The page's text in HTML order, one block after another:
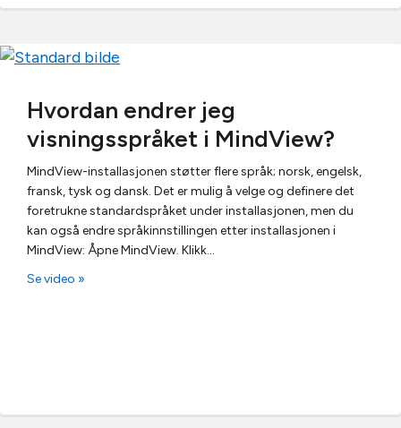
Hvordan endrer jeg
visningsspråket i MindView?
MindView-installasjonen støtter flere språk; norsk, engelsk,
fransk, tysk og dansk. Det er mulig å velge og definere det
foretrukne standardspråket under installasjonen, men du
kan også endre språkinnstillingen etter installasjonen i
MindView: Åpne MindView. Klikk…
Se video »